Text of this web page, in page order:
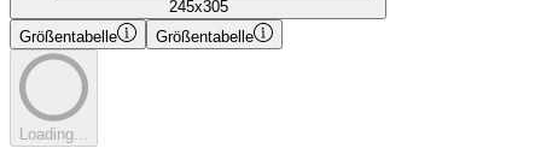
245x305
Größentabelle
Größentabelle
Loading...